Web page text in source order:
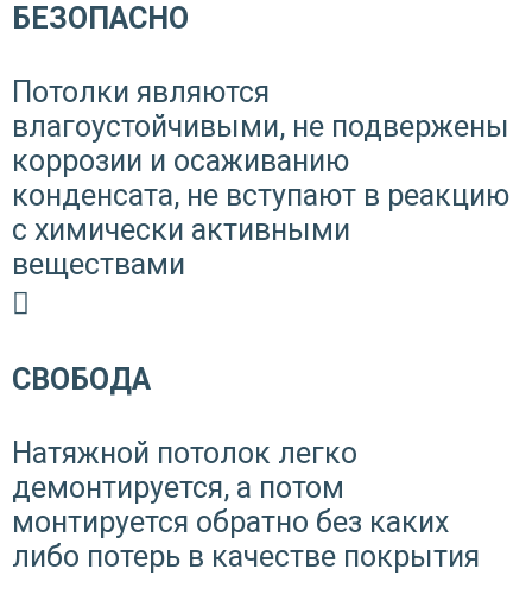
БЕЗОПАСНО
Потолки являются
влагоустойчивыми, не подвержены
коррозии и осаживанию
конденсата, не вступают в реакцию
с химически активными
веществами
СВОБОДА
Натяжной потолок легко
демонтируется, а потом
монтируется обратно без каких
либо потерь в качестве покрытия